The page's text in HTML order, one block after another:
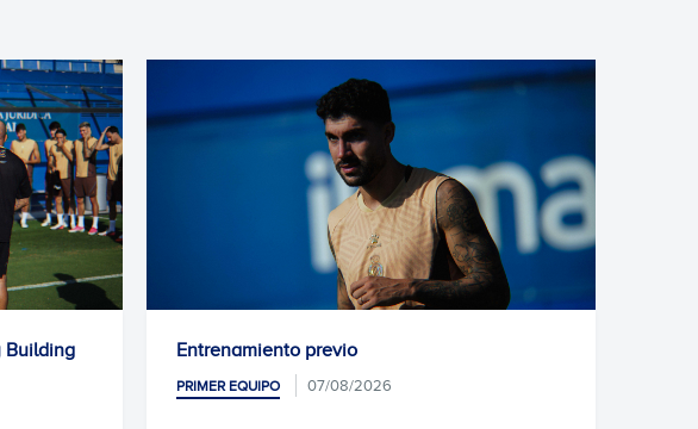
Unai Núñez, nuevo jugador del Espanyol
PRIMER EQUIPO